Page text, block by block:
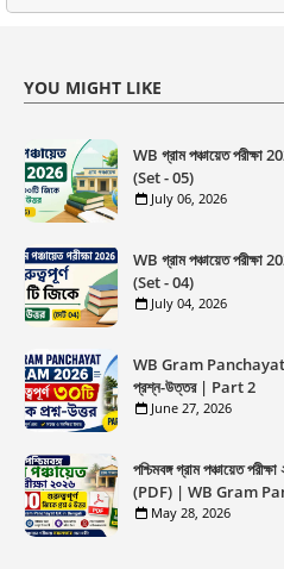
YOU MIGHT LIKE
WB গ্রাম পঞ্চায়েত পরীক্ষা
(Set - 05)
July 06, 2026
WB গ্রাম পঞ্চায়েত পরীক্ষা
(Set - 04)
July 04, 2026
WB Gram Panchayat
প্রশ্ন-উত্তর | Part 2
June 27, 2026
পশ্চিমবঙ্গ গ্রাম পঞ্চায়েত
(PDF) | WB Gram
May 28, 2026